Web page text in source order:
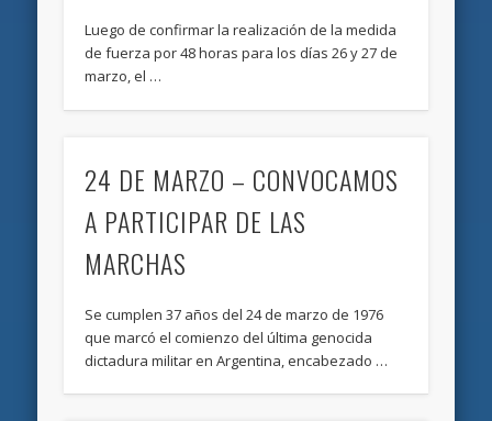
Luego de confirmar la realización de la medida
de fuerza por 48 horas para los días 26 y 27 de
marzo, el …
24 DE MARZO – CONVOCAMOS
A PARTICIPAR DE LAS
MARCHAS
Se cumplen 37 años del 24 de marzo de 1976
que marcó el comienzo del última genocida
dictadura militar en Argentina, encabezado …